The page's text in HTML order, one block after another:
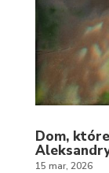
Dom,
15 mar, 2026